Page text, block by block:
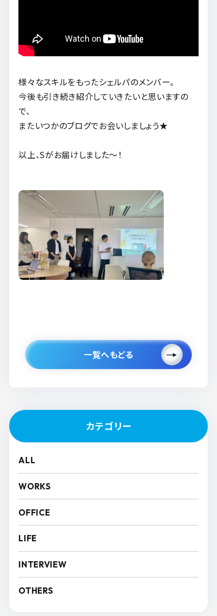
様々なスキルをもったシェルパのメンバー。
今後も引き続き紹介していきたいと思いますの
で、
またいつかのブログでお会いしましょう★
以上、Sがお届けしました～！
一覧へもどる
カテゴリー
ALL
WORKS
OFFICE
LIFE
INTERVIEW
OTHERS